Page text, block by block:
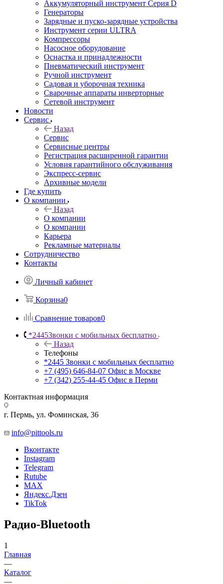
Аккумуляторный инструмент Серия D
Генераторы
Зарядные и пуско-зарядные устройства
Инструмент серии ULTRA
Компрессоры
Насосное оборудование
Оснастка и принадлежности
Пневматический инструмент
Ручной инструмент
Садовая и уборочная техника
Сварочные аппараты инверторные
Сетевой инструмент
Новости
Сервис
Назад
Сервис
Сервисные центры
Регистрация расширенной гарантии
Условия гарантийного обслуживания
Экспресс-сервис
Архивные модели
Где купить
О компании
Назад
О компании
О компании
Карьера
Рекламные материалы
Сотрудничество
Контакты
Личный кабинет
Корзина0
Сравнение товаров0
*2445Звонки с мобильных бесплатно
Назад
Телефоны
*2445 Звонки с мобильных бесплатно
+7 (495) 646-84-07 Офис в Москве
+7 (342) 255-44-45 Офис в Перми
Контактная информация
г. Пермь, ул. Фоминская, 36
info@pittools.ru
Вконтакте
Instagram
Telegram
Rutube
MAX
Яндекс.Дзен
TikTok
Радио-Bluetooth
1
Главная
—
Каталог
—